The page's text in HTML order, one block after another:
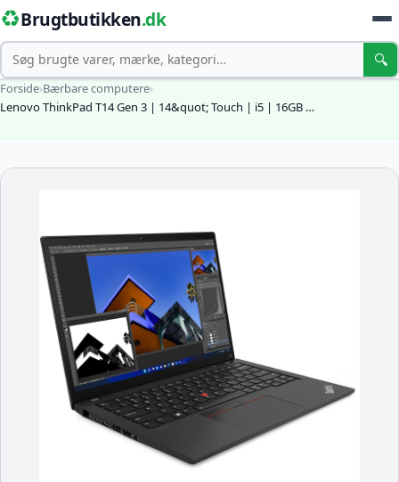
♻️Brugtbutikken.dk
Søg 🔍
Forside›Bærbare computere›
Lenovo ThinkPad T14 Gen 3 | 14&quot; Touch | i5 | 16GB …